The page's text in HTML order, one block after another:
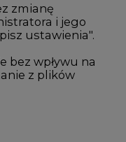
zmianę
i jego
ustawienia".
bez wpływu na
z plików